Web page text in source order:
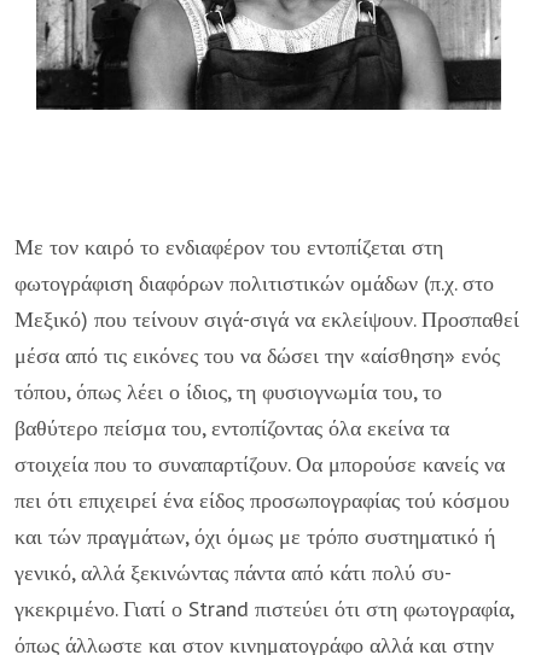
Με τον καιρό το ενδιαφέρον του εντο­πίζεται στη
φωτογράφιση διαφόρων πολι­τιστικών ομάδων (π.χ. στο
Μεξικό) που τεί­νουν σιγά-σιγά να εκλείψουν. Προσπαθεί
μέσα από τις εικόνες του να δώσει την «αί­σθηση» ενός
τόπου, όπως λέει ο ίδιος, τη φυσιογνωμία του, το
βαθύτερο πείσμα του, εντοπίζοντας όλα εκείνα τα
στοιχεία που το συναπαρτίζουν. Οα μπορούσε κανείς να
πει ότι επιχειρεί ένα είδος προσωπογρα­φίας τού κόσμου
και τών πραγμάτων, όχι όμως με τρόπο συστηματικό ή
γενικό, αλ­λά ξεκινώντας πάντα από κάτι πολύ συ­
γκεκριμένο. Γιατί ο Strand πιστεύει ότι στη φωτογραφία,
όπως άλλωστε και στον κι­νηματογράφο αλλά και στην